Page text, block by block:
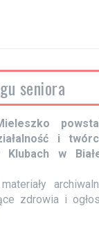
seniora
i
Klubach w
zdrowia i